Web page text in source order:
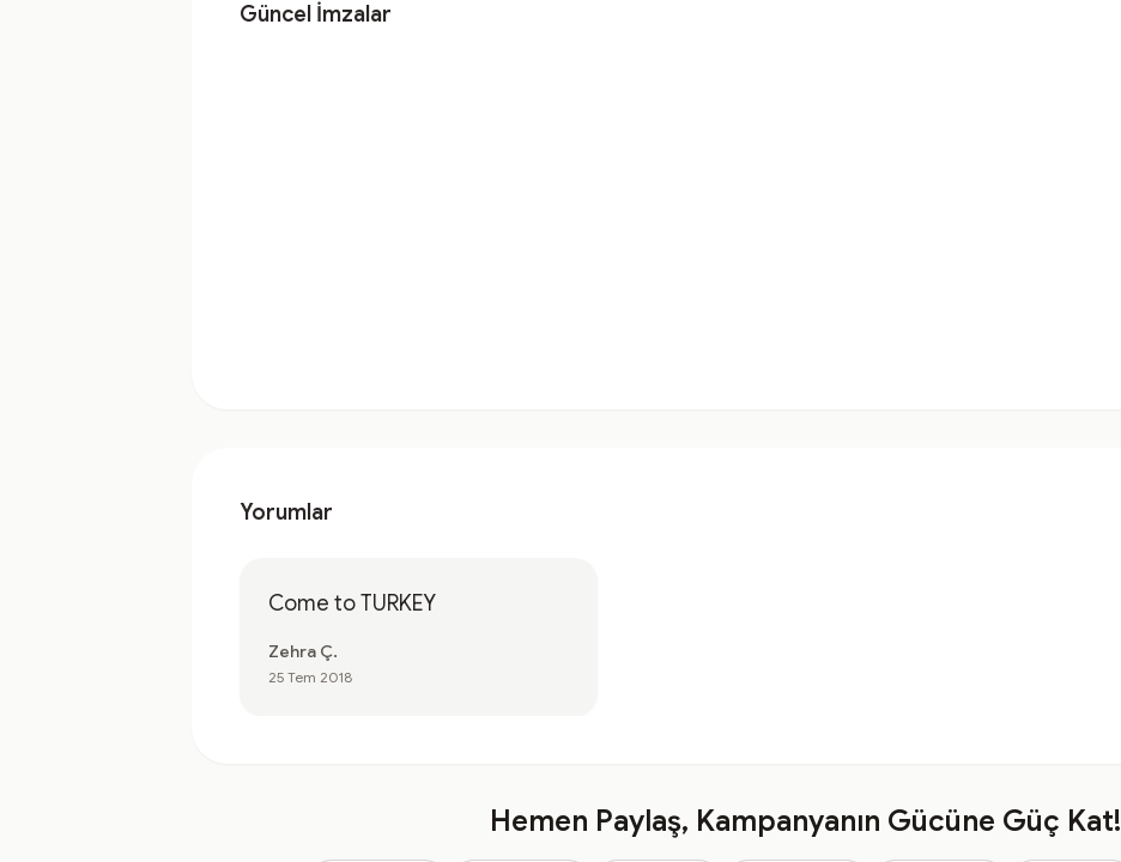
Güncel İmzalar
Yorumlar
Come to TURKEY
Zehra Ç.
25 Tem 2018
Hemen Paylaş, Kampanyanın Gücüne Güç Kat!